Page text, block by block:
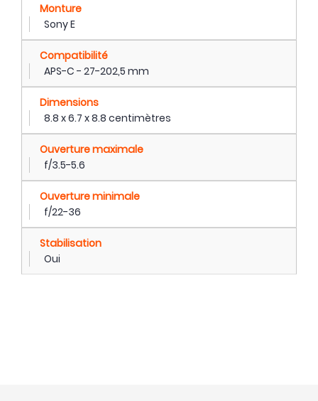
Monture
Sony E
Compatibilité
APS-C - 27-202,5 mm
Dimensions
8.8 x 6.7 x 8.8 centimètres
Ouverture maximale
f/3.5-5.6
Ouverture minimale
f/22-36
Stabilisation
Oui